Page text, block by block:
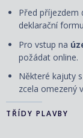
Před příjezdem
deklarační
Pro vstup na
požádat online.
Některé kajuty
zcela omezený
TŘÍDY PLAVBY